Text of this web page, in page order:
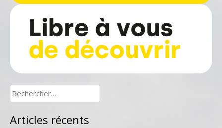
Rechercher :
Articles récents